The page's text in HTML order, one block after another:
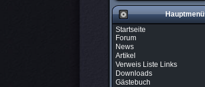
Hauptmenü
Startseite
Forum
News
Artikel
Verweis Liste Links
Downloads
Gästebuch